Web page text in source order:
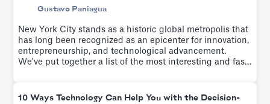
Gustavo Paniagua
New York City stands as a historic global metropolis that
has long been recognized as an epicenter for innovation,
entrepreneurship, and technological advancement.
We've put together a list of the most interesting and fast-
10 Ways Technology Can Help You with the Decision-